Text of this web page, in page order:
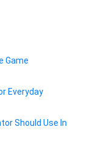
Game
Everyday
Should Use In